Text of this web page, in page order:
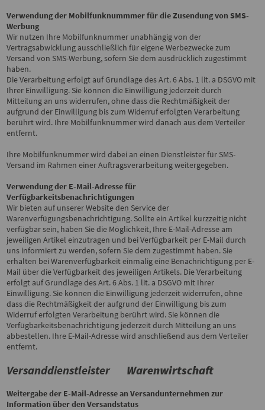
Verwendung der Mobilfunknummmer für die Zusendung von SMS-
Werbung
Wir nutzen Ihre Mobilfunknummer unabhängig von der
Vertragsabwicklung ausschließlich für eigene Werbezwecke zum
Versand von SMS-Werbung, sofern Sie dem ausdrücklich zugestimmt
haben.
Die Verarbeitung erfolgt auf Grundlage des Art. 6 Abs. 1 lit. a DSGVO mit
Ihrer Einwilligung. Sie können die Einwilligung jederzeit durch
Mitteilung an uns widerrufen, ohne dass die Rechtmäßigkeit der
aufgrund der Einwilligung bis zum Widerruf erfolgten Verarbeitung
berührt wird. Ihre Mobilfunknummer wird danach aus dem Verteiler
entfernt.
Ihre Mobilfunknummer wird dabei an einen Dienstleister für SMS-
Versand im Rahmen einer Auftragsverarbeitung weitergegeben.
Verwendung der E-Mail-Adresse für
Verfügbarkeitsbenachrichtigungen
Wir bieten auf unserer Website den Service der
Warenverfügungsbenachrichtigung. Sollte ein Artikel kurzzeitig nicht
verfügbar sein, haben Sie die Möglichkeit, Ihre E-Mail-Adresse am
jeweiligen Artikel einzutragen und bei Verfügbarkeit per E-Mail durch
uns informiert zu werden, sofern Sie dem zugestimmt haben. Sie
erhalten bei Warenverfügbarkeit einmalig eine Benachrichtigung per E-
Mail über die Verfügbarkeit des jeweiligen Artikels. Die Verarbeitung
erfolgt auf Grundlage des Art. 6 Abs. 1 lit. a DSGVO mit Ihrer
Einwilligung. Sie können die Einwilligung jederzeit widerrufen, ohne
dass die Rechtmäßigkeit der aufgrund der Einwilligung bis zum
Widerruf erfolgten Verarbeitung berührt wird. Sie können die
Verfügbarkeitsbenachrichtigung jederzeit durch Mitteilung an uns
abbestellen. Ihre E-Mail-Adresse wird anschließend aus dem Verteiler
entfernt.
Versanddienstleister Warenwirtschaft
Weitergabe der E-Mail-Adresse an Versandunternehmen zur
Information über den Versandstatus